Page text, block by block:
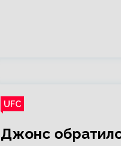
UFC
Джонс